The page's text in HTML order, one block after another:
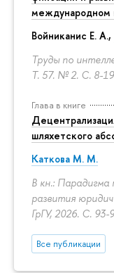
международном
Войниканис Е. А.,
Труды по
Т. 57. № 2. С. 8-
Глава в книге
шляхетского
Каткова М. М.
В кн.: Парадигма
развития
ГрГУ, 2026. С. 93-
Все публикации